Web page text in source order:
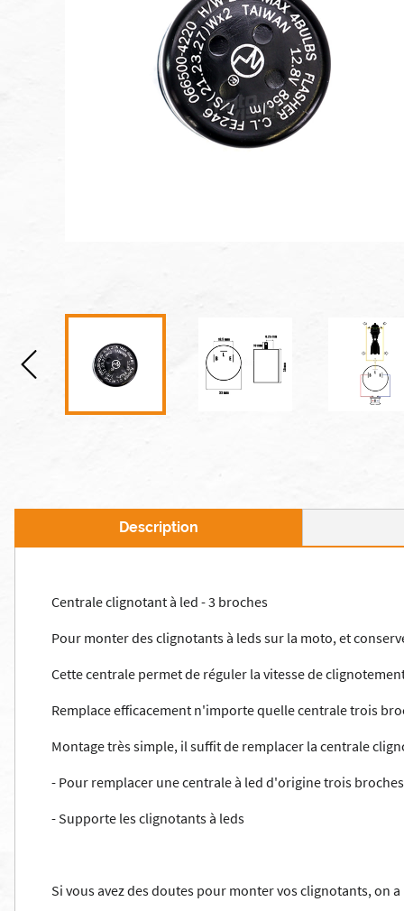
Description
Centrale clignotant à led - 3 broches
Pour monter des clignotants à leds sur la moto, et
Cette centrale permet de réguler la vitesse de
Remplace efficacement n'importe quelle centrale trois
Montage très simple, il suffit de remplacer la centrale
- Pour remplacer une centrale à led d'origine trois broches
- Supporte les clignotants à leds
Si vous avez des doutes pour monter vos clignotants, on